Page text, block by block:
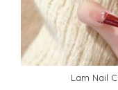
Lam Nail